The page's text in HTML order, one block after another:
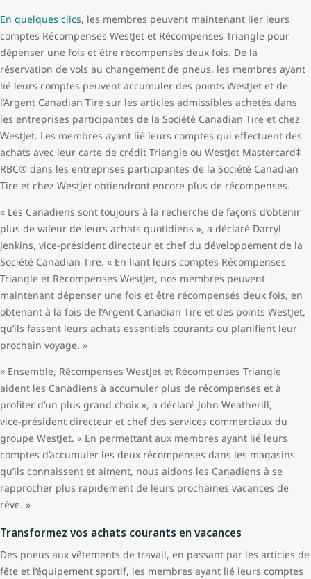
En quelques clics, les membres peuvent maintenant lier leurs
comptes Récompenses WestJet et Récompenses Triangle pour
dépenser une fois et être récompensés deux fois. De la
réservation de vols au changement de pneus, les membres ayant
lié leurs comptes peuvent accumuler des points WestJet et de
l’Argent Canadian Tire sur les articles admissibles achetés dans
les entreprises participantes de la Société Canadian Tire et chez
WestJet. Les membres ayant lié leurs comptes qui effectuent des
achats avec leur carte de crédit Triangle ou WestJet Mastercard‡
RBC® dans les entreprises participantes de la Société Canadian
Tire et chez WestJet obtiendront encore plus de récompenses.
« Les Canadiens sont toujours à la recherche de façons d’obtenir
plus de valeur de leurs achats quotidiens », a déclaré Darryl
Jenkins, vice-président directeur et chef du développement de la
Société Canadian Tire. « En liant leurs comptes Récompenses
Triangle et Récompenses WestJet, nos membres peuvent
maintenant dépenser une fois et être récompensés deux fois, en
obtenant à la fois de l’Argent Canadian Tire et des points WestJet,
qu’ils fassent leurs achats essentiels courants ou planifient leur
prochain voyage. »
« Ensemble, Récompenses WestJet et Récompenses Triangle
aident les Canadiens à accumuler plus de récompenses et à
profiter d’un plus grand choix », a déclaré John Weatherill,
vice‑président directeur et chef des services commerciaux du
groupe WestJet. « En permettant aux membres ayant lié leurs
comptes d’accumuler les deux récompenses dans les magasins
qu’ils connaissent et aiment, nous aidons les Canadiens à se
rapprocher plus rapidement de leurs prochaines vacances de
rêve. »
Transformez vos achats courants en vacances
Des pneus aux vêtements de travail, en passant par les articles de
fête et l’équipement sportif, les membres ayant lié leurs comptes